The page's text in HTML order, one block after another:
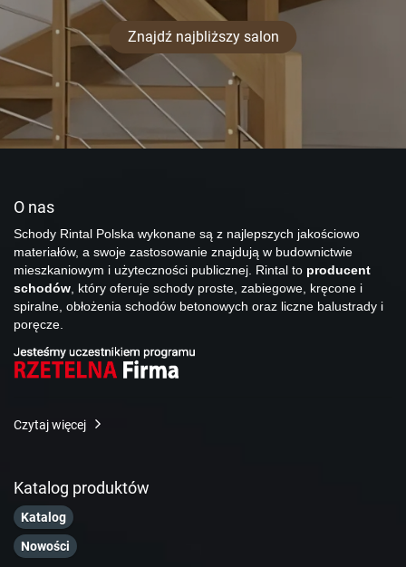
Znajdź najbliższy salon
O nas
Schody Rintal Polska wykonane są z najlepszych jakościowo
materiałów, a swoje zastosowanie znajdują w budownictwie
mieszkaniowym i użyteczności publicznej. Rintal to producent
schodów , który oferuje schody proste, zabiegowe, kręcone i
spiralne, obłożenia schodów betonowych oraz liczne balustrady i
poręcze.
Czytaj więcej
Katalog produktów
Katalog
Nowości